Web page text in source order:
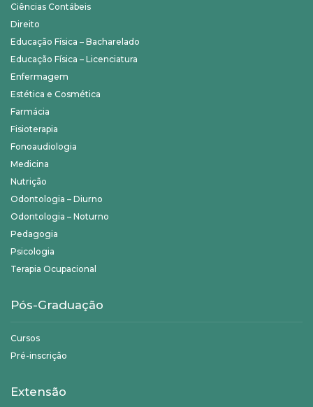
Ciências Contábeis
Direito
Educação Física – Bacharelado
Educação Física – Licenciatura
Enfermagem
Estética e Cosmética
Farmácia
Fisioterapia
Fonoaudiologia
Medicina
Nutrição
Odontologia – Diurno
Odontologia – Noturno
Pedagogia
Psicologia
Terapia Ocupacional
Pós-Graduação
Cursos
Pré-inscrição
Extensão